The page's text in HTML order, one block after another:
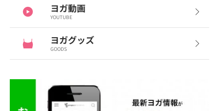
ヨガ動画
YOUTUBE
ヨガグッズ
GOODS